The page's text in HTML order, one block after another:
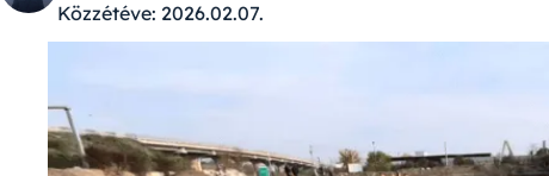
Közzétéve: 2026.02.07.